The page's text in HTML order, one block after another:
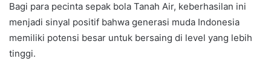
Bagi para pecinta sepak bola Tanah Air, keberhasilan ini
menjadi sinyal positif bahwa generasi muda Indonesia
memiliki potensi besar untuk bersaing di level yang lebih
tinggi.